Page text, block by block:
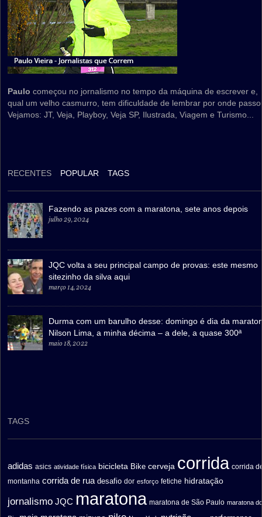
Paulo começou no jornalismo no tempo da máquina de escrever e,
qual um velho casmurro, tem dificuldade de lembrar por onde
Vejamos: JT, Veja, Playboy, Veja SP, Ilustrada, Viagem e Turismo...
RECENTES POPULAR TAGS
Fazendo as pazes com a maratona, sete anos depois
julho 29, 2024
JQC volta a seu principal campo de provas: este mesmo
sitezinho da silva aqui
março 14, 2024
Durma com um barulho desse: domingo é dia da
Nilson Lima, a minha décima – a dele, a quase 300ª
maio 18, 2022
TAGS
adidas asics atividade física bicicleta Bike cerveja corrida corrida
montanha corrida de rua desafio dor esforço fetiche hidratação
jornalismo JQC maratona maratona de São Paulo maratona